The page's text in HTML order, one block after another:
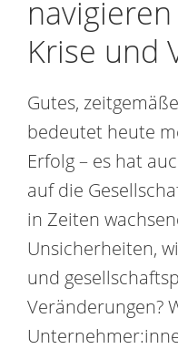
Krise und
Gutes,
bedeutet heute
Erfolg – es hat
auf die
in Zeiten
Unsicherheiten,
und
Veränderungen?